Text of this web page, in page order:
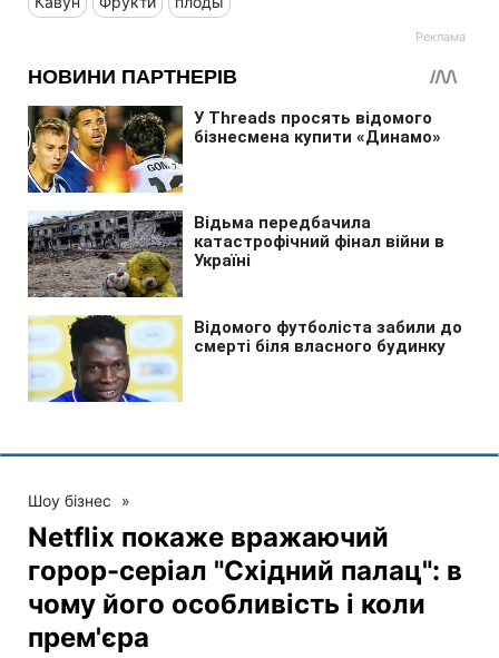
Шоу бізнес »
Netflix покаже вражаючий
горор-серіал "Cхідний палац": в
чому його особливість і коли
прем'єра